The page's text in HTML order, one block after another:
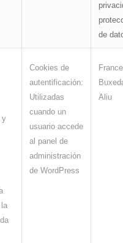
de
y
Cookies de
autentificación:
Utilizadas
cuando un
usuario accede
al panel de
administración
de WordPress
Aliu